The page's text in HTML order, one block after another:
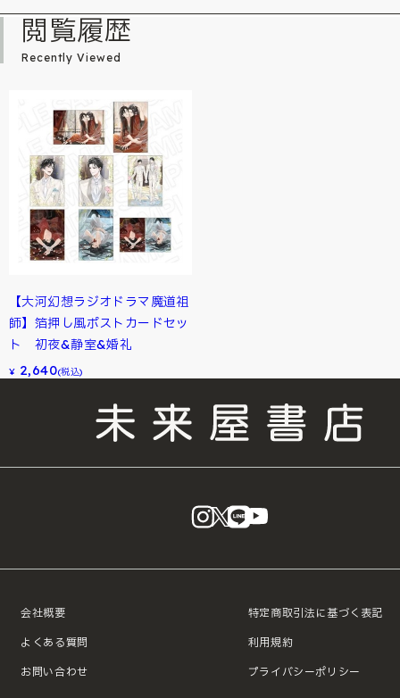
閲覧履歴
Recently Viewed
【大河幻想ラジオドラマ魔道祖
師】箔押し風ポストカードセッ
ト 初夜&静室&婚礼
¥ 2,640(税込)
instagram
X LINE
会社概要
よくある質問
お問い合わせ
特定商取引法に基づく表記
利用規約
プライバシーポリシー